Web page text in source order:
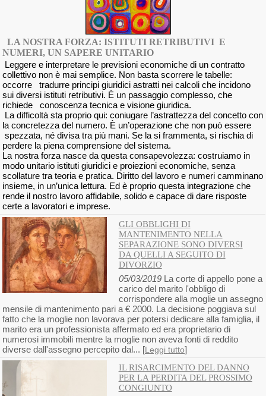
LA NOSTRA FORZA: ISTITUTI RETRIBUTIVI E
NUMERI, UN SAPERE UNITARIO
Leggere e interpretare le previsioni economiche di un contratto
collettivo non è mai semplice. Non basta scorrere le tabelle:
occorre tradurre principi giuridici astratti nei calcoli che incidono
sui diversi istituti retributivi. È un passaggio complesso, che
richiede conoscenza tecnica e visione giuridica.
La difficoltà sta proprio qui: coniugare l’astrattezza del concetto con
la concretezza del numero. È un’operazione che non può essere
spezzata, né divisa tra più mani. Se la si frammenta, si rischia di
perdere la piena comprensione del sistema.
La nostra forza nasce da questa consapevolezza: costruiamo in
modo unitario istituti giuridici e proiezioni economiche, senza
scollature tra teoria e pratica. Diritto del lavoro e numeri camminano
insieme, in un’unica lettura. Ed è proprio questa integrazione che
rende il nostro lavoro affidabile, solido e capace di dare risposte
certe a lavoratori e imprese.
GLI OBBLIGHI DI
MANTENIMENTO NELLA
SEPARAZIONE SONO DIVERSI
DA QUELLI A SEGUITO DI
DIVORZIO
05/03/2019La corte di appello pone a
carico del marito l'obbligo di
corrispondere alla moglie un assegno
mensile di mantenimento pari a € 2000. La decisione poggiava sul
fatto che la moglie non lavorava per potersi dedicare alla famiglia, il
marito era un professionista affermato ed era proprietario di
numerosi immobili mentre la moglie non aveva fonti di reddito
diverse dall'assegno percepito dal... [Leggi tutto]
IL RISARCIMENTO DEL DANNO
PER LA PERDITA DEL PROSSIMO
CONGIUNTO